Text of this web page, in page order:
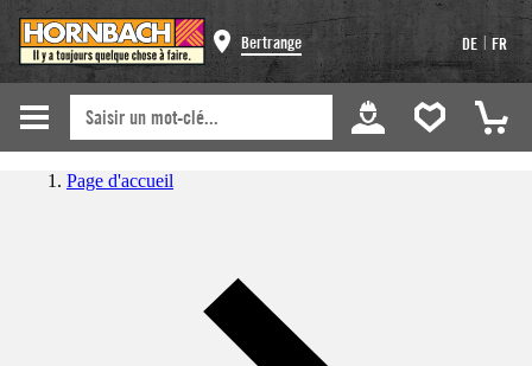
Bertrange DE | FR
Page d'accueil